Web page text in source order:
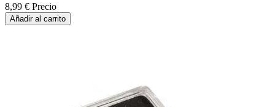
8,99 € Precio
Añadir al carrito